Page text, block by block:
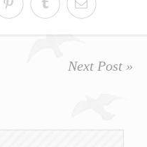
Next Post »